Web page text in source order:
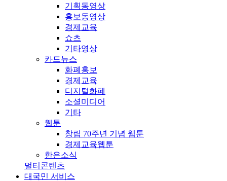
기획동영상
홍보동영상
경제교육
쇼츠
기타영상
카드뉴스
화폐홍보
경제교육
디지털화폐
소셜미디어
기타
웹툰
창립 70주년 기념 웹툰
경제교육웹툰
한은소식
멀티콘텐츠
대국민 서비스